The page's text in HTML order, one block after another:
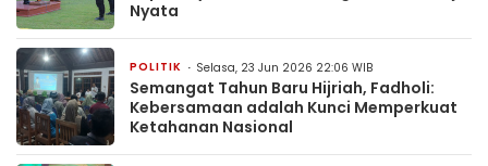
Nyata
POLITIK Selasa, 23 Jun 2026 22:06 WIB
Semangat Tahun Baru Hijriah, Fadholi:
Kebersamaan adalah Kunci Memperkuat
Ketahanan Nasional